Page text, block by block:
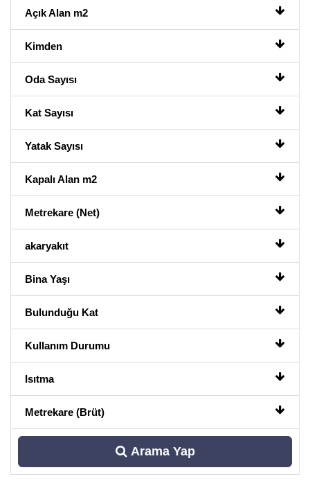
Açık Alan m2
Kimden
Oda Sayısı
Kat Sayısı
Yatak Sayısı
Kapalı Alan m2
Metrekare (Net)
akaryakıt
Bina Yaşı
Bulunduğu Kat
Kullanım Durumu
Isıtma
Metrekare (Brüt)
Arama Yap